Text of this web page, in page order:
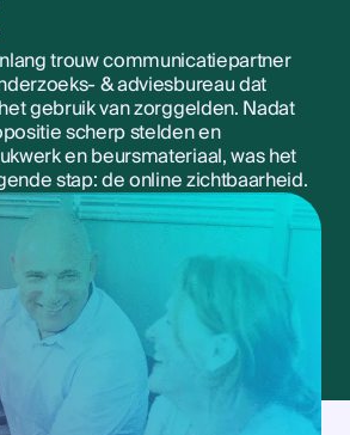
trouw communicatiepartner
& adviesbureau dat
gebruik van zorggelden. Nadat
scherp stelden en
en beursmateriaal, was het
stap: de online zichtbaarheid.